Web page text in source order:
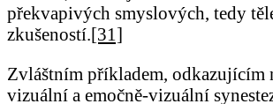
překvapivých smyslových, tedy
zkušeností.[31]
Zvláštním příkladem, odkazujícím
vizuální a emočně-vizuální